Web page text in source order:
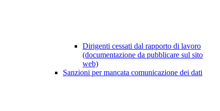
Dirigenti cessati dal rapporto di lavoro
(documentazione da pubblicare sul sito
web)
Sanzioni per mancata comunicazione dei dati